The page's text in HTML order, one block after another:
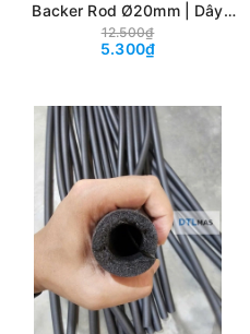
Backer Rod Ø20mm | Dây
Xốp Chèn Khe, Tạo Hình
Decor, Handmade & May
12.500₫
5.300₫